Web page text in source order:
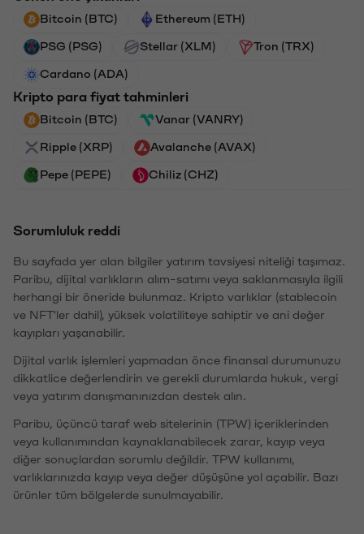
Bitcoin (BTC) Ethereum (ETH)
PSG (PSG) Stellar (XLM) Tron (TRX)
Cardano (ADA)
Kripto para fiyat tahminleri
Bitcoin (BTC) Vanar (VANRY)
Ripple (XRP) Avalanche (AVAX)
Pepe (PEPE) Chiliz (CHZ)
Sorumluluk reddi
Bu sayfada yer alan bilgiler yatırım tavsiyesi niteliği taşımaz.
Paribu, dijital varlıkların alım-satımı veya saklanmasıyla ilgili
herhangi bir öneride bulunmaz. Kripto varlıklar (stablecoin
ve NFT'ler dahil), yüksek volatiliteye sahiptir ve ani değer
kayıpları yaşanabilir.
Dijital varlık işlemleri yapmadan önce finansal durumunuzu
dikkatlice değerlendirin ve gerekli durumlarda hukuk, vergi
veya yatırım danışmanınızdan destek alın.
Paribu, üçüncü taraf web sitelerinin (TPW) içeriklerinden
veya kullanımından kaynaklanabilecek zarar, kayıp veya
diğer sonuçlardan sorumlu değildir. TPW kullanımı,
varlıklarınızda kayıp veya değer düşüşüne yol açabilir. Bazı
ürünler tüm bölgelerde sunulmayabilir.